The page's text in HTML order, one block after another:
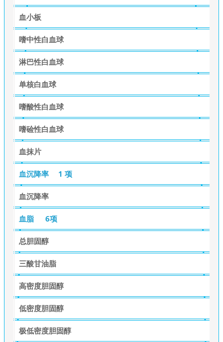
血小板
嗜中性白血球
淋巴性白血球
单核白血球
嗜酸性白血球
嗜硷性白血球
血抹片
血沉降率 1 项
血沉降率
血脂 6项
总胆固醇
三酸甘油脂
高密度胆固醇
低密度胆固醇
极低密度胆固醇